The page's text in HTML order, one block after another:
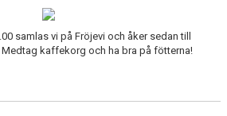
samlas vi på Fröjevi och åker sedan till
Medtag kaffekorg och ha bra på fötterna!